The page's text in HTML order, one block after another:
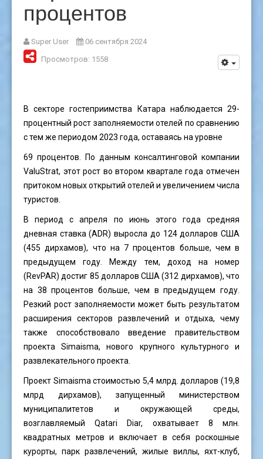
процентов
Super User
06 сентября 2024
Просмотров: 1558
В секторе гостеприимства Катара наблюдается 29-
процентный рост заполняемости отелей по сравнению
с тем же периодом 2023 года, оставаясь на уровне
69 процентов. По данным консалтинговой компании
ValuStrat, этот рост во втором квартале года отмечен
притоком новых открытий отелей и увеличением числа
туристов.
В период с апреля по июнь этого года средняя
дневная ставка (ADR) выросла до 124 долларов США
(455 дирхамов), что на 7 процентов больше, чем в
предыдущем году. Между тем, доход на номер
(RevPAR) достиг 85 долларов США (312 дирхамов), что
на 38 процентов больше, чем в предыдущем году.
Резкий рост заполняемости может быть результатом
расширения секторов развлечений и отдыха, чему
также способствовало введение правительством
проекта Simaisma, нового крупного культурного и
развлекательного проекта.
Проект Simaisma стоимостью 5,4 млрд. долларов (19,8
млрд дирхамов), запущенный министерством
муниципалитетов и окружающей среды,
возглавляемый Qatari Diar, охватывает 8 млн.
квадратных метров и включает в себя роскошные
курорты, парк развлечений, жилые виллы, яхт-клуб,